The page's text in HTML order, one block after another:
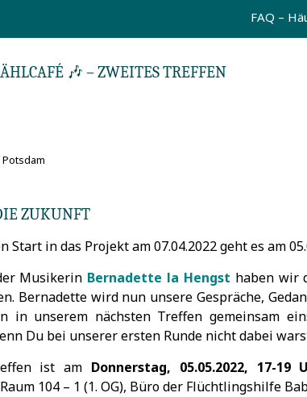
FAQ –
🎶 – ZWEITES TREFFEN
ZUKUNFT
Start in das Projekt am 07.04.2022 geht es am
Musikerin Bernadette la Hengst haben wir
Bernadette wird nun unsere Gespräche,
in unserem nächsten Treffen gemeinsam
Du bei unserer ersten Runde nicht dabei
ist am Donnerstag, 05.05.2022, 17-19
104 – 1 (1. OG), Büro der Flüchtlingshilfe